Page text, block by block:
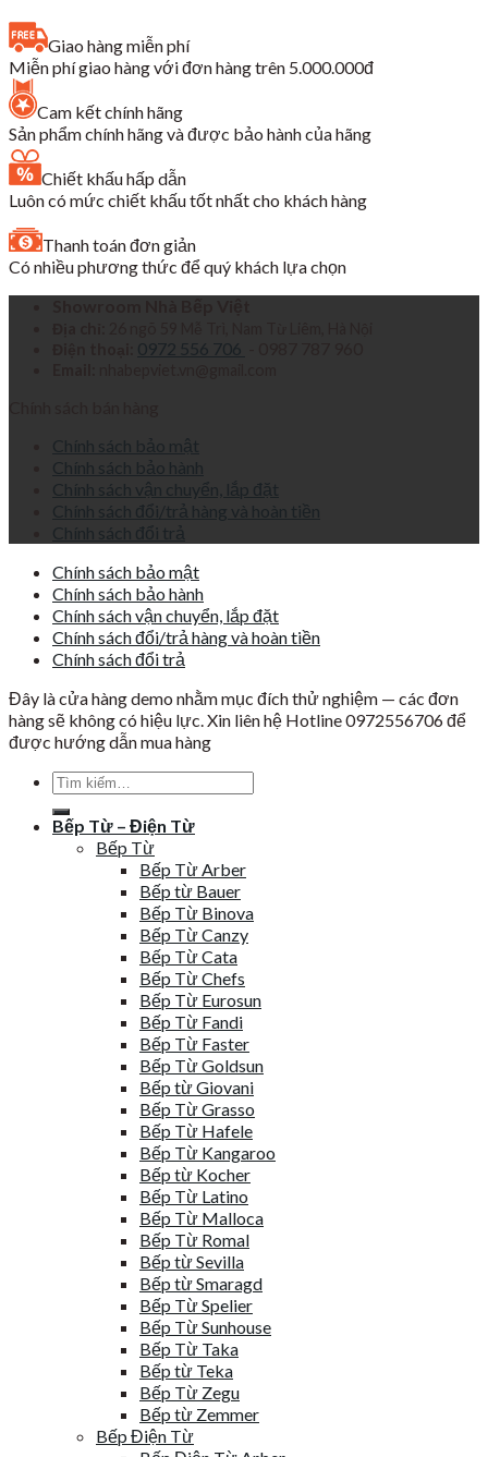
15,580,000₫.là:
9,350,000₫.
Giao hàng miễn phí
Miễn phí giao hàng với đơn hàng trên 5.000.000đ
Cam kết chính hãng
Sản phẩm chính hãng và được bảo hành của hãng
Chiết khấu hấp dẫn
Luôn có mức chiết khấu tốt nhất cho khách hàng
Thanh toán đơn giản
Có nhiều phương thức để quý khách lựa chọn
0972 556 706
Chính sách bảo mật
Chính sách bảo hành
Chính sách vận chuyển, lắp đặt
Chính sách đổi/trả hàng và hoàn tiền
Chính sách đổi trả
Chính sách bảo mật
Chính sách bảo hành
Chính sách vận chuyển, lắp đặt
Chính sách đổi/trả hàng và hoàn tiền
Chính sách đổi trả
Đây là cửa hàng demo nhằm mục đích thử nghiệm — các đơn
hàng sẽ không có hiệu lực. Xin liên hệ Hotline 0972556706 để
được hướng dẫn mua hàng
Tìm
kiếm:
Bếp Từ – Điện Từ
Bếp Từ
Bếp Từ Arber
Bếp từ Bauer
Bếp Từ Binova
Bếp Từ Canzy
Bếp Từ Cata
Bếp Từ Chefs
Bếp Từ Eurosun
Bếp Từ Fandi
Bếp Từ Faster
Bếp Từ Goldsun
Bếp từ Giovani
Bếp Từ Grasso
Bếp Từ Hafele
Bếp Từ Kangaroo
Bếp từ Kocher
Bếp Từ Latino
Bếp Từ Malloca
Bếp Từ Romal
Bếp từ Sevilla
Bếp từ Smaragd
Bếp Từ Spelier
Bếp Từ Sunhouse
Bếp Từ Taka
Bếp từ Teka
Bếp Từ Zegu
Bếp từ Zemmer
Bếp Điện Từ